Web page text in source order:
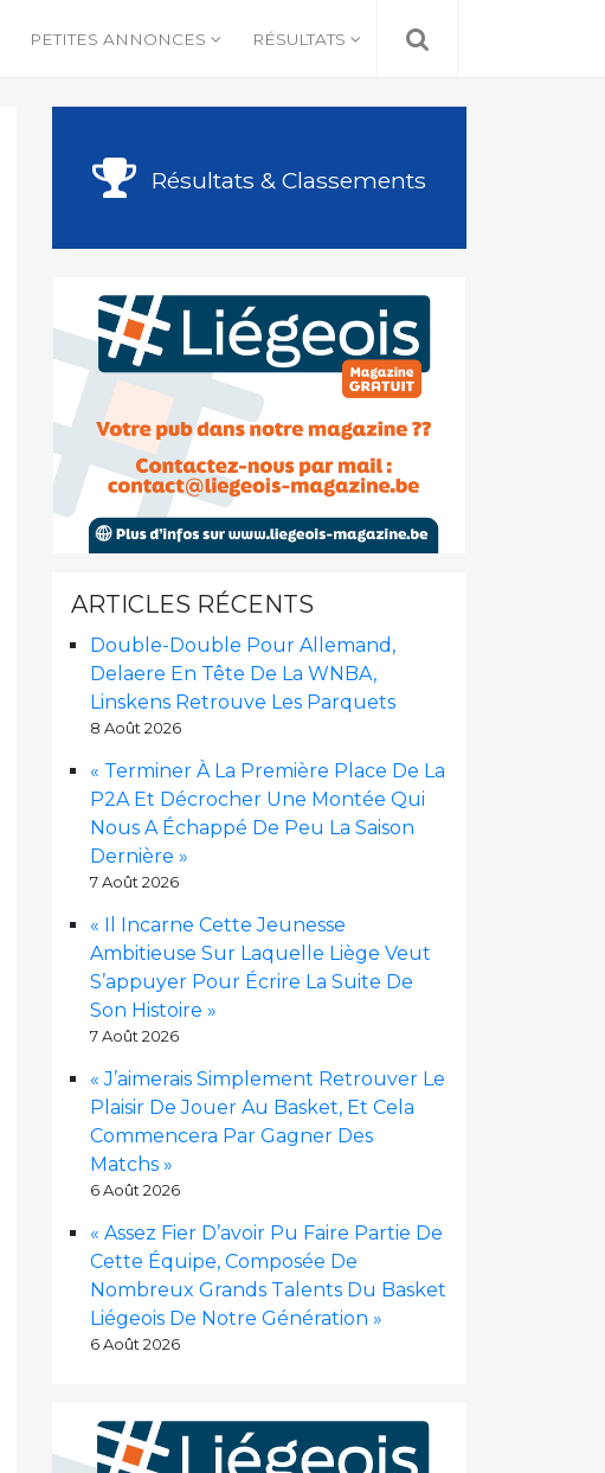
PETITES ANNONCES RÉSULTATS
Résultats & Classements
ARTICLES RÉCENTS
Double-Double Pour Allemand,
Delaere En Tête De La WNBA,
Linskens Retrouve Les Parquets
8 Août 2026
« Terminer À La Première Place De La
P2A Et Décrocher Une Montée Qui
Nous A Échappé De Peu La Saison
Dernière »
7 Août 2026
« Il Incarne Cette Jeunesse
Ambitieuse Sur Laquelle Liège Veut
S’appuyer Pour Écrire La Suite De
Son Histoire »
7 Août 2026
« J’aimerais Simplement Retrouver Le
Plaisir De Jouer Au Basket, Et Cela
Commencera Par Gagner Des
Matchs »
6 Août 2026
« Assez Fier D’avoir Pu Faire Partie De
Cette Équipe, Composée De
Nombreux Grands Talents Du Basket
Liégeois De Notre Génération »
6 Août 2026